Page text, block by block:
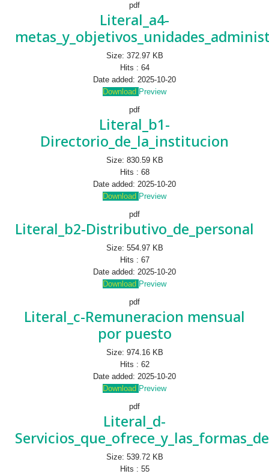
pdf
Literal_a4-
Size: 372.97 KB
Hits : 64
Date added: 2025-10-20
Download Preview
pdf
Literal_b1-
Directorio_de_la_institucion
Size: 830.59 KB
Hits : 68
Date added: 2025-10-20
Download Preview
pdf
Literal_b2-Distributivo_de_personal
Size: 554.97 KB
Hits : 67
Date added: 2025-10-20
Download Preview
pdf
Literal_c-Remuneracion mensual
por puesto
Size: 974.16 KB
Hits : 62
Date added: 2025-10-20
Download Preview
pdf
Literal_d-
Size: 539.72 KB
Hits : 55